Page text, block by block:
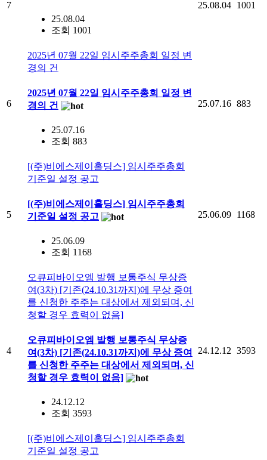
7
25.08.04
조회 1001
25.08.04 1001
6
2025년 07월 22일 임시주주총회 일정 변
경의 건
2025년 07월 22일 임시주주총회 일정 변
경의 건
25.07.16
조회 883
25.07.16 883
5
[(주)비에스제이홀딩스] 임시주주총회
기준일 설정 공고
[(주)비에스제이홀딩스] 임시주주총회
기준일 설정 공고
25.06.09
조회 1168
25.06.09 1168
4
오큐피바이오엠 발행 보통주식 무상증
여(3차) [기존(24.10.31까지)에 무상 증여
를 신청한 주주는 대상에서 제외되며, 신
청할 경우 효력이 없음]
오큐피바이오엠 발행 보통주식 무상증
여(3차) [기존(24.10.31까지)에 무상 증여
를 신청한 주주는 대상에서 제외되며, 신
청할 경우 효력이 없음]
24.12.12
조회 3593
24.12.12 3593
[(주)비에스제이홀딩스] 임시주주총회
기준일 설정 공고